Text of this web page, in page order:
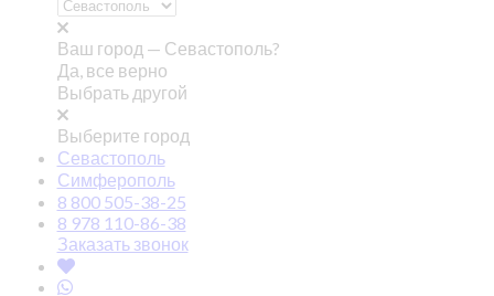
Ваш город — Севастополь?
Да, все верно
Выбрать другой
Выберите город
Севастополь
Симферополь
8 800 505-38-25
8 978 110-86-38
Заказать звонок